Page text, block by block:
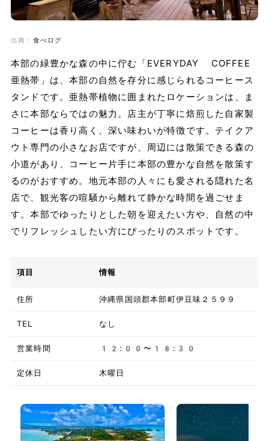
出典： 食べログ
本部の緑豊かな森の中に佇む「EVERYDAY COFFEE
亜熱帯」は、本部の自然を存分に感じられるコーヒース
タンドです。亜熱帯植物に囲まれたロケーションは、ま
さに本部ならではの魅力。店主が丁寧に焙煎した自家製
コーヒーは香り高く、深い味わいが特徴です。テイクア
ウト専門の小さなお店ですが、周辺には散策できる森の
小道があり、コーヒー片手に本部の豊かな自然を散策す
るのがおすすめ。地元本部の人々にも愛される隠れた名
店で、観光客の喧騒から離れて静かな時間を過ごせま
す。本部でゆったりとした朝を迎えたい方や、自然の中
でリフレッシュしたい方にぴったりのスポットです。
項目 情報
住所 沖縄県国頭郡本部町伊豆味２５９９
TEL なし
営業時間 12:00〜18:30
定休日 木曜日